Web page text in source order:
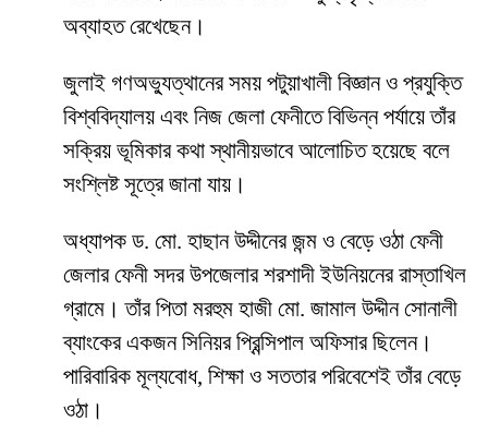
অব্যাহত রেখেছেন।
জুলাই গণঅভ্যুত্থানের সময় পটুয়াখালী বিজ্ঞান ও প্রযুক্তি
বিশ্ববিদ্যালয় এবং নিজ জেলা ফেনীতে বিভিন্ন পর্যায়ে তাঁর
সক্রিয় ভূমিকার কথা স্থানীয়ভাবে আলোচিত হয়েছে বলে
সংশ্লিষ্ট সূত্রে জানা যায়।
অধ্যাপক ড. মো. হাছান উদ্দীনের জন্ম ও বেড়ে ওঠা ফেনী
জেলার ফেনী সদর উপজেলার শরশাদী ইউনিয়নের রাস্তাখিল
গ্রামে। তাঁর পিতা মরহুম হাজী মো. জামাল উদ্দীন সোনালী
ব্যাংকের একজন সিনিয়র প্রিন্সিপাল অফিসার ছিলেন।
পারিবারিক মূল্যবোধ, শিক্ষা ও সততার পরিবেশেই তাঁর বেড়ে
ওঠা।